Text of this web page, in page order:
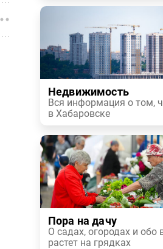
Недвижимость
Вся информация о том,
в Хабаровске
Пора на дачу
О садах, огородах и обо
растет на грядках